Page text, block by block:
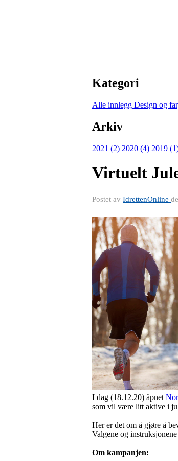
Kategori
Alle innlegg Design og
Arkiv
2021 (2) 2020 (4) 2019
Virtuelt
Postet av IdrettenOnline
I dag (18.12.20) åpnet
som vil være litt aktive i
Her er det om å gjøre å
Valgene og
Om kampanjen: